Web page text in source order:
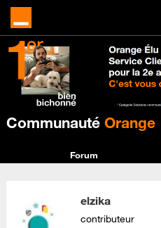
Communauté Orange
Forum
elzika
contributeur